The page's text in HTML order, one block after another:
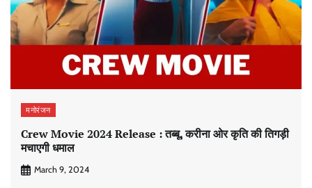
मनोरंजन
Crew Movie 2024 Release : तब्बू, करीना ओर कृति की तिगड़ी
मचाएगी धमाल
March 9, 2024